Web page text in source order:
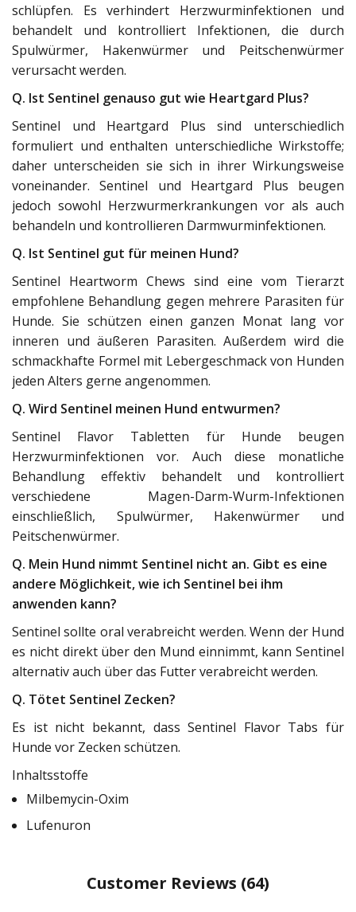
schlüpfen. Es verhindert Herzwurminfektionen und
behandelt und kontrolliert Infektionen, die durch
Spulwürmer, Hakenwürmer und Peitschenwürmer
verursacht werden.
Q. Ist Sentinel genauso gut wie Heartgard Plus?
Sentinel und Heartgard Plus sind unterschiedlich
formuliert und enthalten unterschiedliche Wirkstoffe;
daher unterscheiden sie sich in ihrer Wirkungsweise
voneinander. Sentinel und Heartgard Plus beugen
jedoch sowohl Herzwurmerkrankungen vor als auch
behandeln und kontrollieren Darmwurminfektionen.
Q. Ist Sentinel gut für meinen Hund?
Sentinel Heartworm Chews sind eine vom Tierarzt
empfohlene Behandlung gegen mehrere Parasiten für
Hunde. Sie schützen einen ganzen Monat lang vor
inneren und äußeren Parasiten. Außerdem wird die
schmackhafte Formel mit Lebergeschmack von Hunden
jeden Alters gerne angenommen.
Q. Wird Sentinel meinen Hund entwurmen?
Sentinel Flavor Tabletten für Hunde beugen
Herzwurminfektionen vor. Auch diese monatliche
Behandlung effektiv behandelt und kontrolliert
verschiedene Magen-Darm-Wurm-Infektionen
einschließlich, Spulwürmer, Hakenwürmer und
Peitschenwürmer.
Q. Mein Hund nimmt Sentinel nicht an. Gibt es eine
andere Möglichkeit, wie ich Sentinel bei ihm
anwenden kann?
Sentinel sollte oral verabreicht werden. Wenn der Hund
es nicht direkt über den Mund einnimmt, kann Sentinel
alternativ auch über das Futter verabreicht werden.
Q. Tötet Sentinel Zecken?
Es ist nicht bekannt, dass Sentinel Flavor Tabs für
Hunde vor Zecken schützen.
Inhaltsstoffe
Milbemycin-Oxim
Lufenuron
Customer Reviews (64)